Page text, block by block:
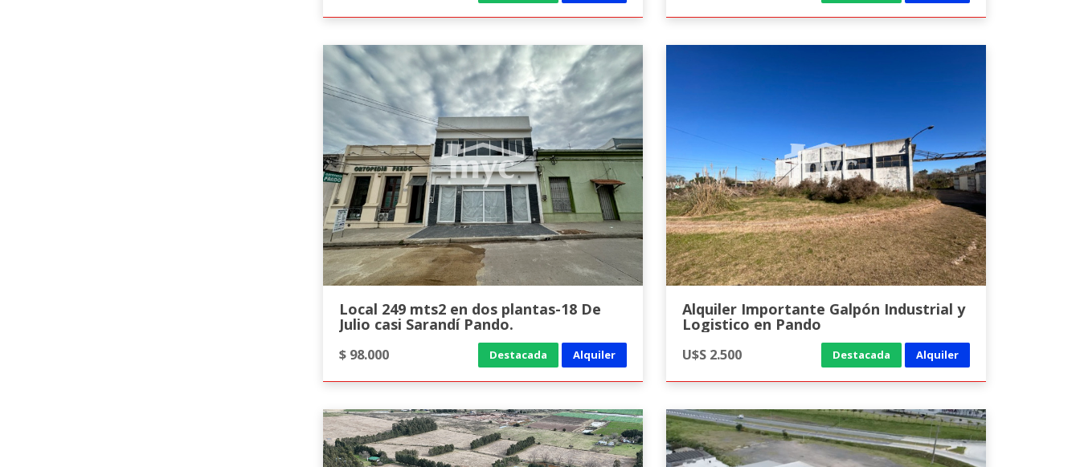
Local 249 mts2 en dos plantas-18 De
Julio casi Sarandí Pando.
$ 98.000 Destacada Alquiler
Alquiler Importante Galpón Industrial y
Logistico en Pando
U$S 2.500 Destacada Alquiler